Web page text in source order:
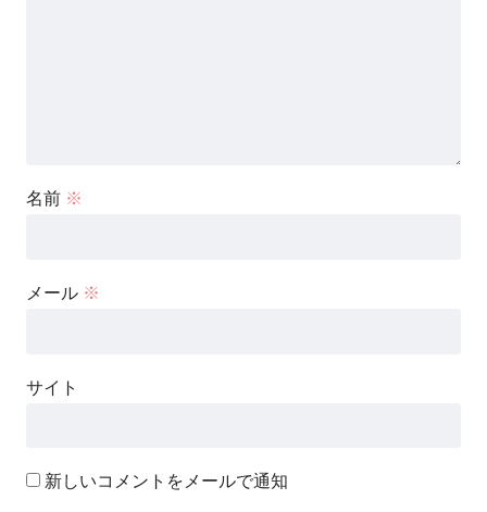
名前 ※
メール ※
サイト
新しいコメントをメールで通知